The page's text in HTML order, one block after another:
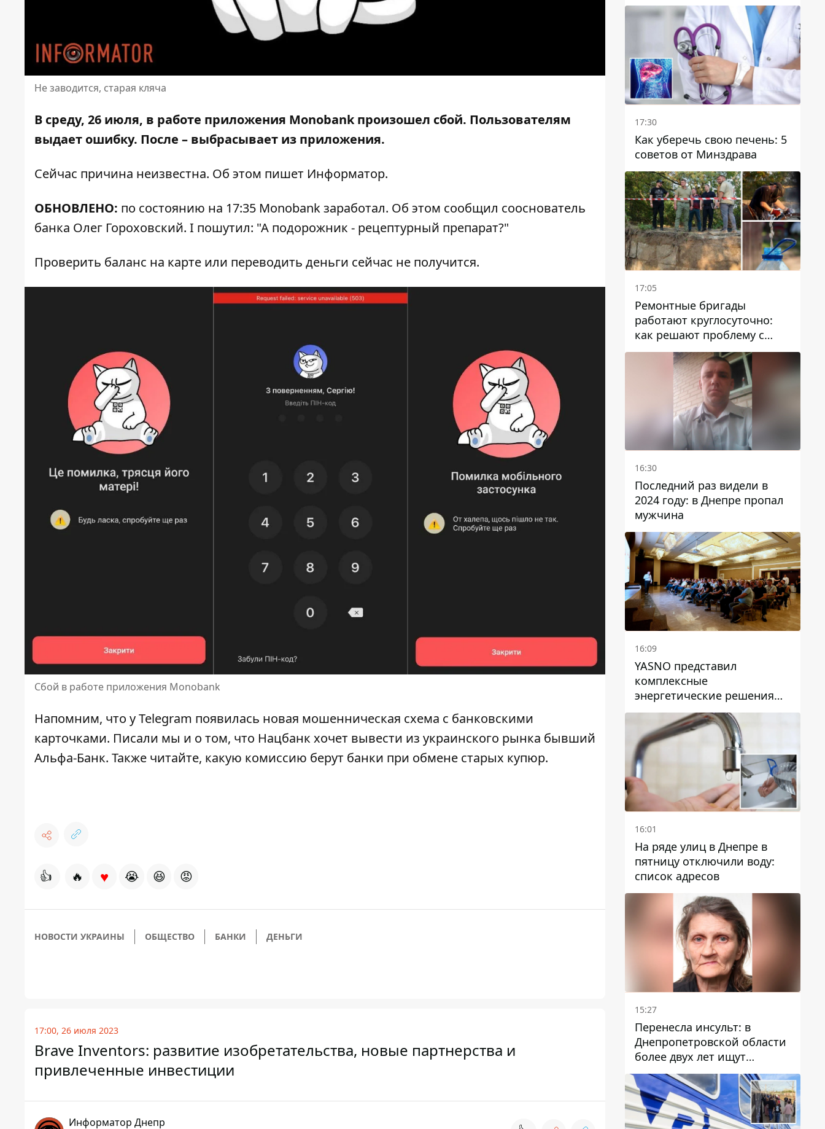
Не заводится, старая кляча
В среду, 26 июля, в работе приложения Monobank произошел сбой. Пользователям
выдает ошибку. После – выбрасывает из приложения.
Сейчас причина неизвестна. Об этом пишет Информатор.
ОБНОВЛЕНО: по состоянию на 17:35 Monobank заработал. Об этом сообщил сооснователь
банка Олег Гороховский. І пошутил: "А подорожник - рецептурный препарат?"
Проверить баланс на карте или переводить деньги сейчас не получится.
Сбой в работе приложения Monobank
Напомним, что у Telegram появилась новая мошенническая схема с банковскими
карточками. Писали мы и о том, что Нацбанк хочет вывести из украинского рынка бывший
Альфа-Банк. Также читайте, какую комиссию берут банки при обмене старых купюр.
👍 🔥 ♥ 😭 😆 😡
НОВОСТИ УКРАИНЫ ОБЩЕСТВО БАНКИ ДЕНЬГИ
17:00, 26 июля 2023
Brave Inventors: развитие изобретательства, новые партнерства и
привлеченные инвестиции
Информатор Днепр
как в Днепре готовятся к
отопительному сезону
17:30
Как уберечь свою печень: 5
советов от Минздрава
17:05
Ремонтные бригады
работают круглосуточно:
как решают проблему с
водой в Марганецкой
громаде
16:30
Последний раз видели в
2024 году: в Днепре пропал
мужчина
16:09
YASNO представил
комплексные
энергетические решения
для бизнеса в Днепре
16:01
На ряде улиц в Днепре в
пятницу отключили воду:
список адресов
15:27
Перенесла инсульт: в
Днепропетровской области
более двух лет ищут
пропавшую женщину